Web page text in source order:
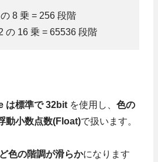
8 乗 = 256 段階
の 16 乗 = 65536 段階
は標準で 32bit を使用し、 色の
動小数点数(Float)で扱います。
色の階調が滑らかになります